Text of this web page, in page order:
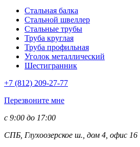
Стальная балка
Стальной швеллер
Стальные трубы
Труба круглая
Труба профильная
Уголок металлический
Шестигранник
+7 (812) 209-27-77
Перезвоните мне
с 9:00 до 17:00
СПБ, Глухоозерское ш., дом 4, офис 16